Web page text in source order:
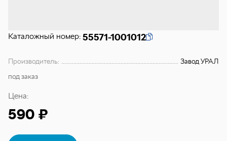
Каталожный номер: 55571-1001012
Производитель:
Завод УРАЛ
под заказ
Цена:
590 ₽